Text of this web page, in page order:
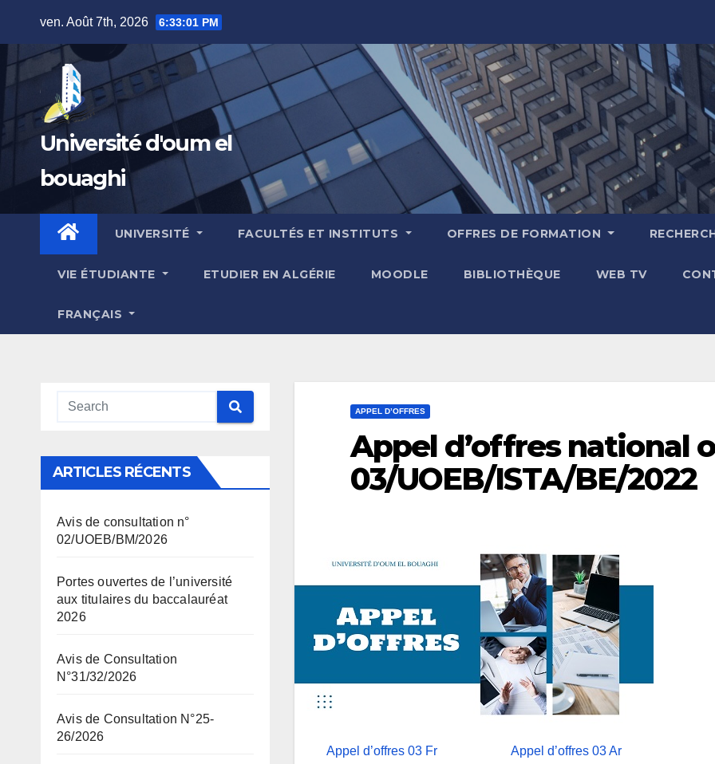
content
ven. Août 7th, 2026 6:33:01 PM
Université d'oum el
bouaghi
UNIVERSITÉ FACULTÉS ET INSTITUTS OFFRES DE FORMATION
VIE ÉTUDIANTE ETUDIER EN ALGÉRIE MOODLE BIBLIOTHÈQUE WEB TV
FRANÇAIS
ARTICLES RÉCENTS
Avis de consultation n°
02/UOEB/BM/2026
Portes ouvertes de l’université
aux titulaires du baccalauréat
2026
Avis de Consultation
N°31/32/2026
Avis de Consultation N°25-
26/2026
APPEL D’OFFRES
Appel d’offres national
03/UOEB/ISTA/BE/2022
Appel d’offres 03 Fr Appel d’offres 03 Ar